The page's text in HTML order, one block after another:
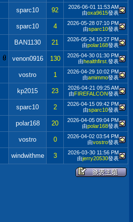
sparc10 92 2026-06-01 11:53 AM
由oxa9615發表
sparc10 4 2026-05-28 07:10 PM
由sparc10發表
BAN1130 21 2026-05-24 10:27 PM
由polar168發表
venon0916 130 2026-04-30 01:30 PM
由healthfirst. 發表
vostro 1 2026-04-29 10:02 PM
由amimmo發表
kp2015 23 2026-04-21 09:25 AM
由FIREFALCON發表
sparc10 2 2026-04-15 09:42 PM
由sparc10發表
polar168 20 2026-04-05 09:04 PM
由polar168發表
vostro 0 2026-04-02 03:54 PM
由vostro發表
windwithme 3 2026-03-30 11:56 PM
由jerry20530發表